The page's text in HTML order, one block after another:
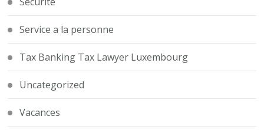
Service a la personne
Tax Banking Tax Lawyer Luxembourg
Uncategorized
Vacances